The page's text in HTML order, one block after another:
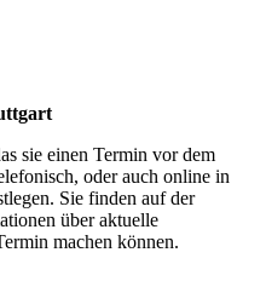
sie einen Termin vor dem
oder auch online in
Sie finden auf der
über aktuelle
machen können.